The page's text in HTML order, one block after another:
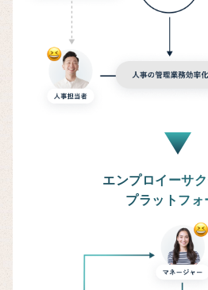
エンプロイーサ
プラットフォ